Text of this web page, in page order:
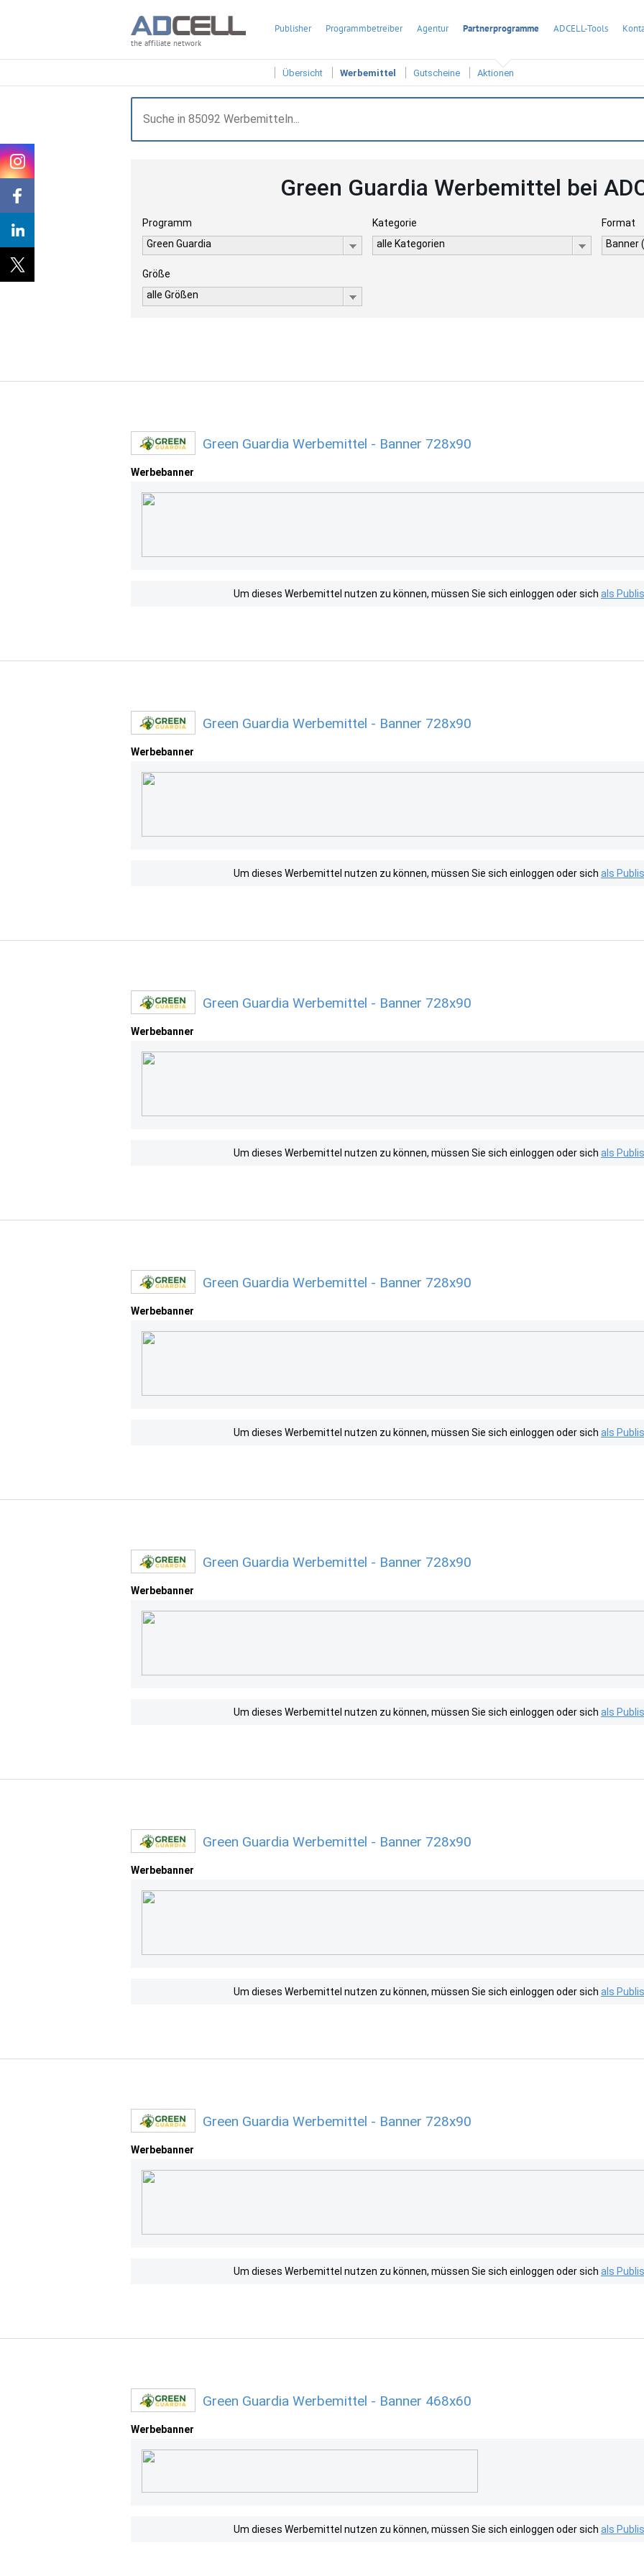
the affiliate network
Publisher Programmbetreiber Agentur Partnerprogramme ADCELL-Tools
Übersicht Werbemittel Gutscheine Aktionen
Green Guardia Werbemittel bei
Programm
Green Guardia
Kategorie
alle Kategorien
Format
Banner
Größe
alle Größen
Green Guardia Werbemittel - Banner 728x90
Werbebanner
Um dieses Werbemittel nutzen zu können, müssen Sie sich einloggen oder sich als
Green Guardia Werbemittel - Banner 728x90
Werbebanner
Um dieses Werbemittel nutzen zu können, müssen Sie sich einloggen oder sich als
Green Guardia Werbemittel - Banner 728x90
Werbebanner
Um dieses Werbemittel nutzen zu können, müssen Sie sich einloggen oder sich als
Green Guardia Werbemittel - Banner 728x90
Werbebanner
Um dieses Werbemittel nutzen zu können, müssen Sie sich einloggen oder sich als
Green Guardia Werbemittel - Banner 728x90
Werbebanner
Um dieses Werbemittel nutzen zu können, müssen Sie sich einloggen oder sich als
Green Guardia Werbemittel - Banner 728x90
Werbebanner
Um dieses Werbemittel nutzen zu können, müssen Sie sich einloggen oder sich als
Green Guardia Werbemittel - Banner 728x90
Werbebanner
Um dieses Werbemittel nutzen zu können, müssen Sie sich einloggen oder sich als
Green Guardia Werbemittel - Banner 468x60
Werbebanner
Um dieses Werbemittel nutzen zu können, müssen Sie sich einloggen oder sich als